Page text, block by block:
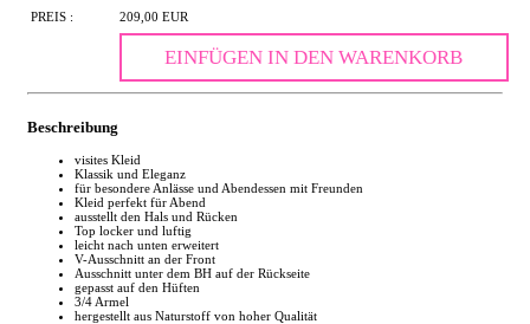
PREIS : 209,00 EUR
EINFÜGEN IN DEN WARENKORB
Beschreibung
visites Kleid
Klassik und Eleganz
für besondere Anlässe und Abendessen mit Freunden
Kleid perfekt für Abend
ausstellt den Hals und Rücken
Top locker und luftig
leicht nach unten erweitert
V-Ausschnitt an der Front
Ausschnitt unter dem BH auf der Rückseite
gepasst auf den Hüften
3/4 Armel
hergestellt aus Naturstoff von hoher Qualität